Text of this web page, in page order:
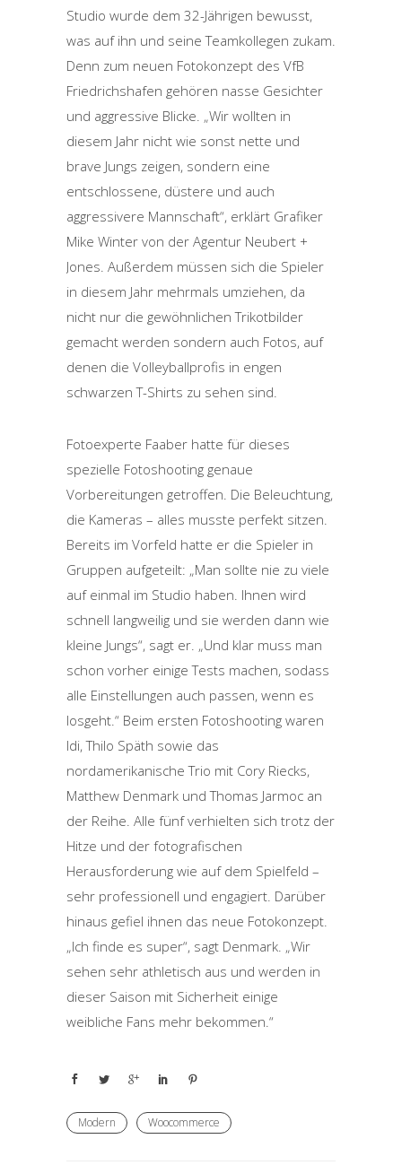
Studio wurde dem 32-Jährigen bewusst,
was auf ihn und seine Teamkollegen zukam.
Denn zum neuen Fotokonzept des VfB
Friedrichshafen gehören nasse Gesichter
und aggressive Blicke. „Wir wollten in
diesem Jahr nicht wie sonst nette und
brave Jungs zeigen, sondern eine
entschlossene, düstere und auch
aggressivere Mannschaft“, erklärt Grafiker
Mike Winter von der Agentur Neubert +
Jones. Außerdem müssen sich die Spieler
in diesem Jahr mehrmals umziehen, da
nicht nur die gewöhnlichen Trikotbilder
gemacht werden sondern auch Fotos, auf
denen die Volleyballprofis in engen
schwarzen T-Shirts zu sehen sind.
Fotoexperte Faaber hatte für dieses
spezielle Fotoshooting genaue
Vorbereitungen getroffen. Die Beleuchtung,
die Kameras – alles musste perfekt sitzen.
Bereits im Vorfeld hatte er die Spieler in
Gruppen aufgeteilt: „Man sollte nie zu viele
auf einmal im Studio haben. Ihnen wird
schnell langweilig und sie werden dann wie
kleine Jungs“, sagt er. „Und klar muss man
schon vorher einige Tests machen, sodass
alle Einstellungen auch passen, wenn es
losgeht.“ Beim ersten Fotoshooting waren
Idi, Thilo Späth sowie das
nordamerikanische Trio mit Cory Riecks,
Matthew Denmark und Thomas Jarmoc an
der Reihe. Alle fünf verhielten sich trotz der
Hitze und der fotografischen
Herausforderung wie auf dem Spielfeld –
sehr professionell und engagiert. Darüber
hinaus gefiel ihnen das neue Fotokonzept.
„Ich finde es super“, sagt Denmark. „Wir
sehen sehr athletisch aus und werden in
dieser Saison mit Sicherheit einige
weibliche Fans mehr bekommen.“
Modern Woocommerce